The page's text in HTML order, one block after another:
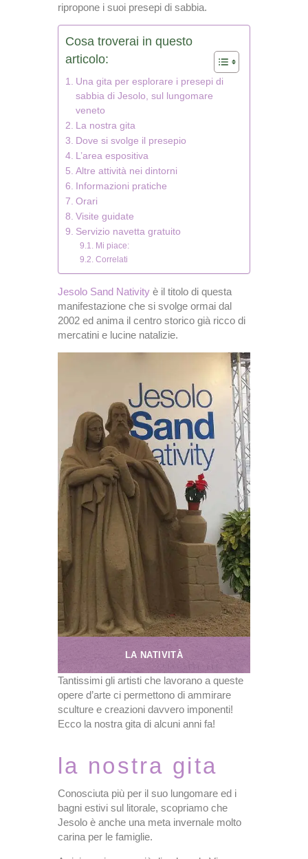
ripropone i suoi presepi di sabbia.
Cosa troverai in questo
articolo:
Una gita per esplorare i presepi di
sabbia di Jesolo, sul lungomare
veneto
La nostra gita
Dove si svolge il presepio
L’area espositiva
Altre attività nei dintorni
Informazioni pratiche
Orari
Visite guidate
Servizio navetta gratuito
Mi piace:
Correlati
Jesolo Sand Nativity è il titolo di questa
manifestazione che si svolge ormai dal
2002 ed anima il centro storico già ricco di
mercatini e lucine natalizie.
LA NATIVITÀ
Tantissimi gli artisti che lavorano a queste
opere d’arte ci permettono di ammirare
sculture e creazioni davvero imponenti!
Ecco la nostra gita di alcuni anni fa!
la nostra gita
Conosciuta più per il suo lungomare ed i
bagni estivi sul litorale, scopriamo che
Jesolo è anche una meta invernale molto
carina per le famiglie.